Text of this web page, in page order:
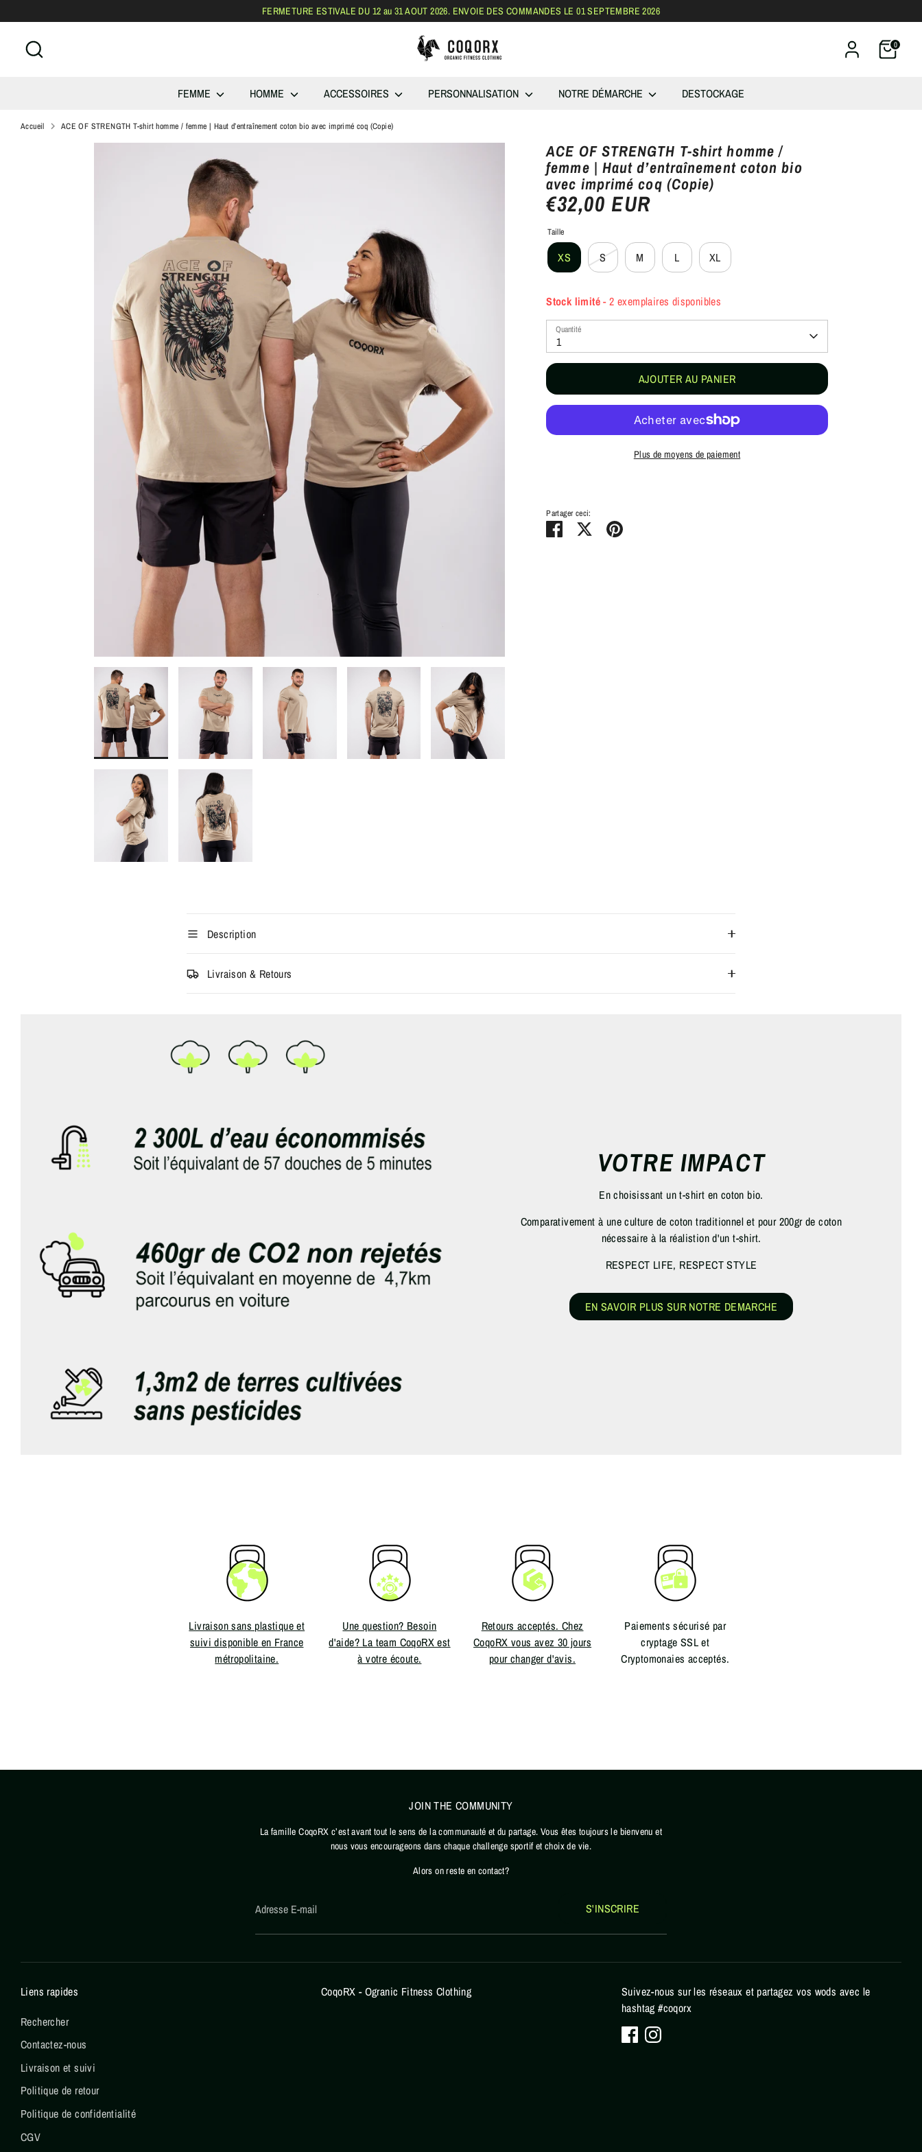
au
contenu
FERMETURE ESTIVALE DU 12 au 31 AOUT 2026. ENVOIE DES COMMANDES LE 01 SEPTEMBRE 2026
boutique
0
FEMME HOMME ACCESSOIRES PERSONNALISATION NOTRE DÉMARCHE DESTOCKAGE
Accueil ACE OF STRENGTH T-shirt homme / femme | Haut d’entraînement coton bio avec imprimé coq (Copie)
ACE OF STRENGTH T-shirt homme /
femme | Haut d’entraînement coton bio
avec imprimé coq (Copie)
€32,00 EUR
Taille
XS S M L XL
Stock limité- 2 exemplaires disponibles
Quantité
1
AJOUTER AU PANIER
Plus de moyens de paiement
Partager ceci:
Partager TweeterÉpingler
Description
Livraison & Retours
VOTRE IMPACT
En choisissant un t-shirt en coton bio.
Comparativement à une culture de coton traditionnel et pour 200gr de coton
nécessaire à la réalistion d'un t-shirt.
RESPECT LIFE, RESPECT STYLE
EN SAVOIR PLUS SUR NOTRE DEMARCHE
Livraison sans plastique et
suivi disponible en France
métropolitaine.
Une question? Besoin
d'aide? La team CoqoRX est
à votre écoute.
Retours acceptés. Chez
CoqoRX vous avez 30 jours
pour changer d'avis.
Paiements sécurisé par
cryptage SSL et
Cryptomonaies acceptés.
JOIN THE COMMUNITY
La famille CoqoRX c’est avant tout le sens de la communauté et du partage. Vous êtes toujours le bienvenu et
nous vous encourageons dans chaque challenge sportif et choix de vie.
Alors on reste en contact?
Adresse E-mail S'INSCRIRE
Liens rapides
Rechercher
Contactez-nous
Livraison et suivi
Politique de retour
Politique de confidentialité
CGV
CoqoRX - Ogranic Fitness Clothing
Suivez-nous sur les réseaux et partagez vos wods avec le
hashtag #coqorx